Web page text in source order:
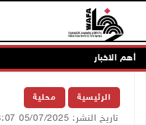
أهم الاخبار
الرئيسية محلية
تاريخ النشر: 05/07/2025 08:07 ص